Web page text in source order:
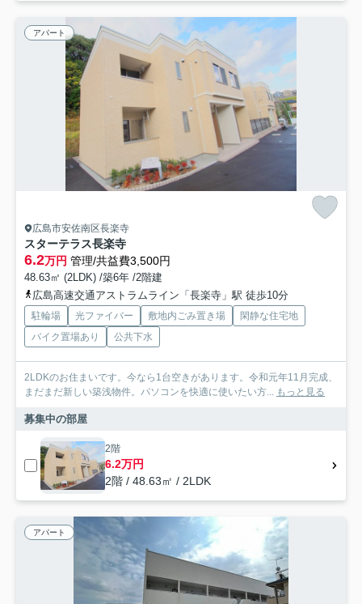
アパート
広島市安佐南区長楽寺
スターテラス長楽寺
6.2万円 管理/共益費3,500円
48.63㎡ (2LDK) /築6年 /2階建
広島高速交通アストラムライン「長楽寺」駅 徒歩10分
駐輪場 光ファイバー 敷地内ごみ置き場
閑静な住宅地
バイク置場あり
公共下水
2LDKのお住まいです。今なら1台空きがあります。令和元年11月完成、
まだまだ新しい築浅物件。パソコンを快適に使いたい方... もっと見る
募集中の部屋
2階
6.2万円
2階 / 48.63㎡ / 2LDK
アパート